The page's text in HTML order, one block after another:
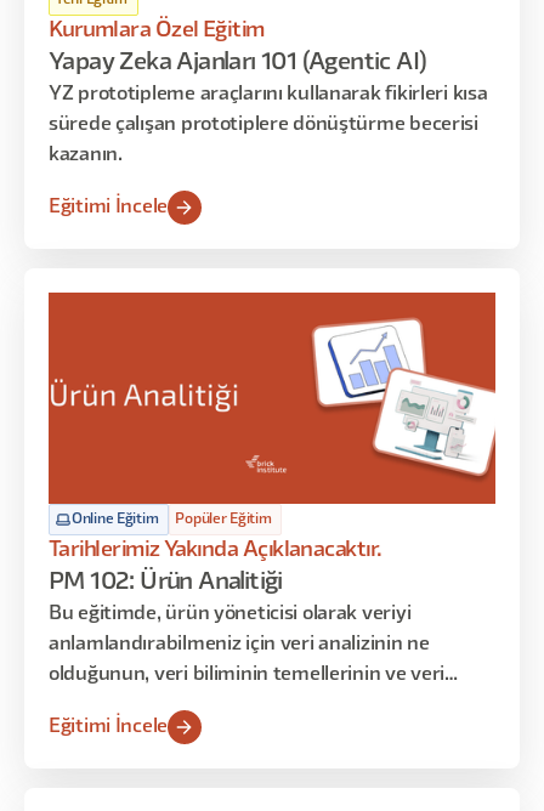
Kurumlara Özel Eğitim
Yapay Zeka Ajanları 101 (Agentic AI)
YZ prototipleme araçlarını kullanarak fikirleri kısa
sürede çalışan prototiplere dönüştürme becerisi
kazanın.
Eğitimi İncele
Online Eğitim Popüler Eğitim
Tarihlerimiz Yakında Açıklanacaktır.
PM 102: Ürün Analitiği
Bu eğitimde, ürün yöneticisi olarak veriyi
anlamlandırabilmeniz için veri analizinin ne
olduğunun, veri biliminin temellerinin ve veri
Eğitimi İncele